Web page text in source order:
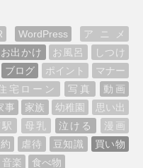
WordPress
アニメ
お出かけ お風呂
しつけ
ブログ ポイント
マナー
宅ローン 写真
動画
事 家族 幼稚園
思い出
母乳 泣ける
漫画
虐待 豆知識
買い物
音楽 食べ物